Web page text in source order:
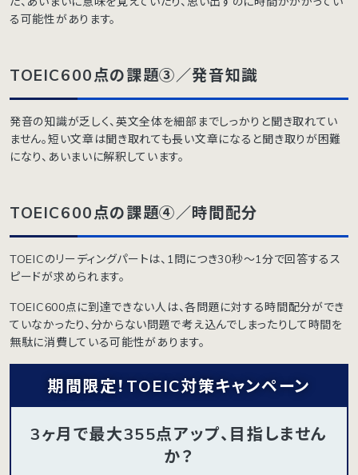
る可能性があります。
TOEIC600点の課題③／発音知識
発音の知識が乏しく、英文全体を細部までしっかりと聞き取れてい
ません。短い文章は聞き取れても長い文章になると聞き取りが困難
になり、あいまいに解釈しています。
TOEIC600点の課題④／時間配分
TOEICのリーディングパートは、1問につき30秒〜1分で回答するス
ピードが求められます。
TOEIC600点に到達できない人は、各問題に対する時間配分ができ
ていなかったり、分からない問題で考え込んでしまったりして時間を
無駄に消費している可能性があります。
期間限定！TOEIC対策キャンペーン
3ヶ月で最大355点アップ、目指しません
か？